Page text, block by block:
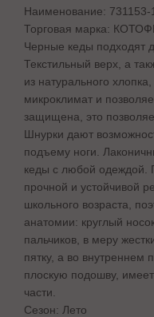
Наименование: 731153-
Торговая марка:
Черные кеды подходят
Текстильный верх, а
из натурального
микроклимат и
защищена, это
Шнурки дают
подъему ноги.
кеды с любой одеждой.
прочной и устойчивой
школьного возраста,
анатомии: круглый
пальчиков, в меру
пятку, а во внутреннем
плоскую подошву,
части.
Сезон: Лето